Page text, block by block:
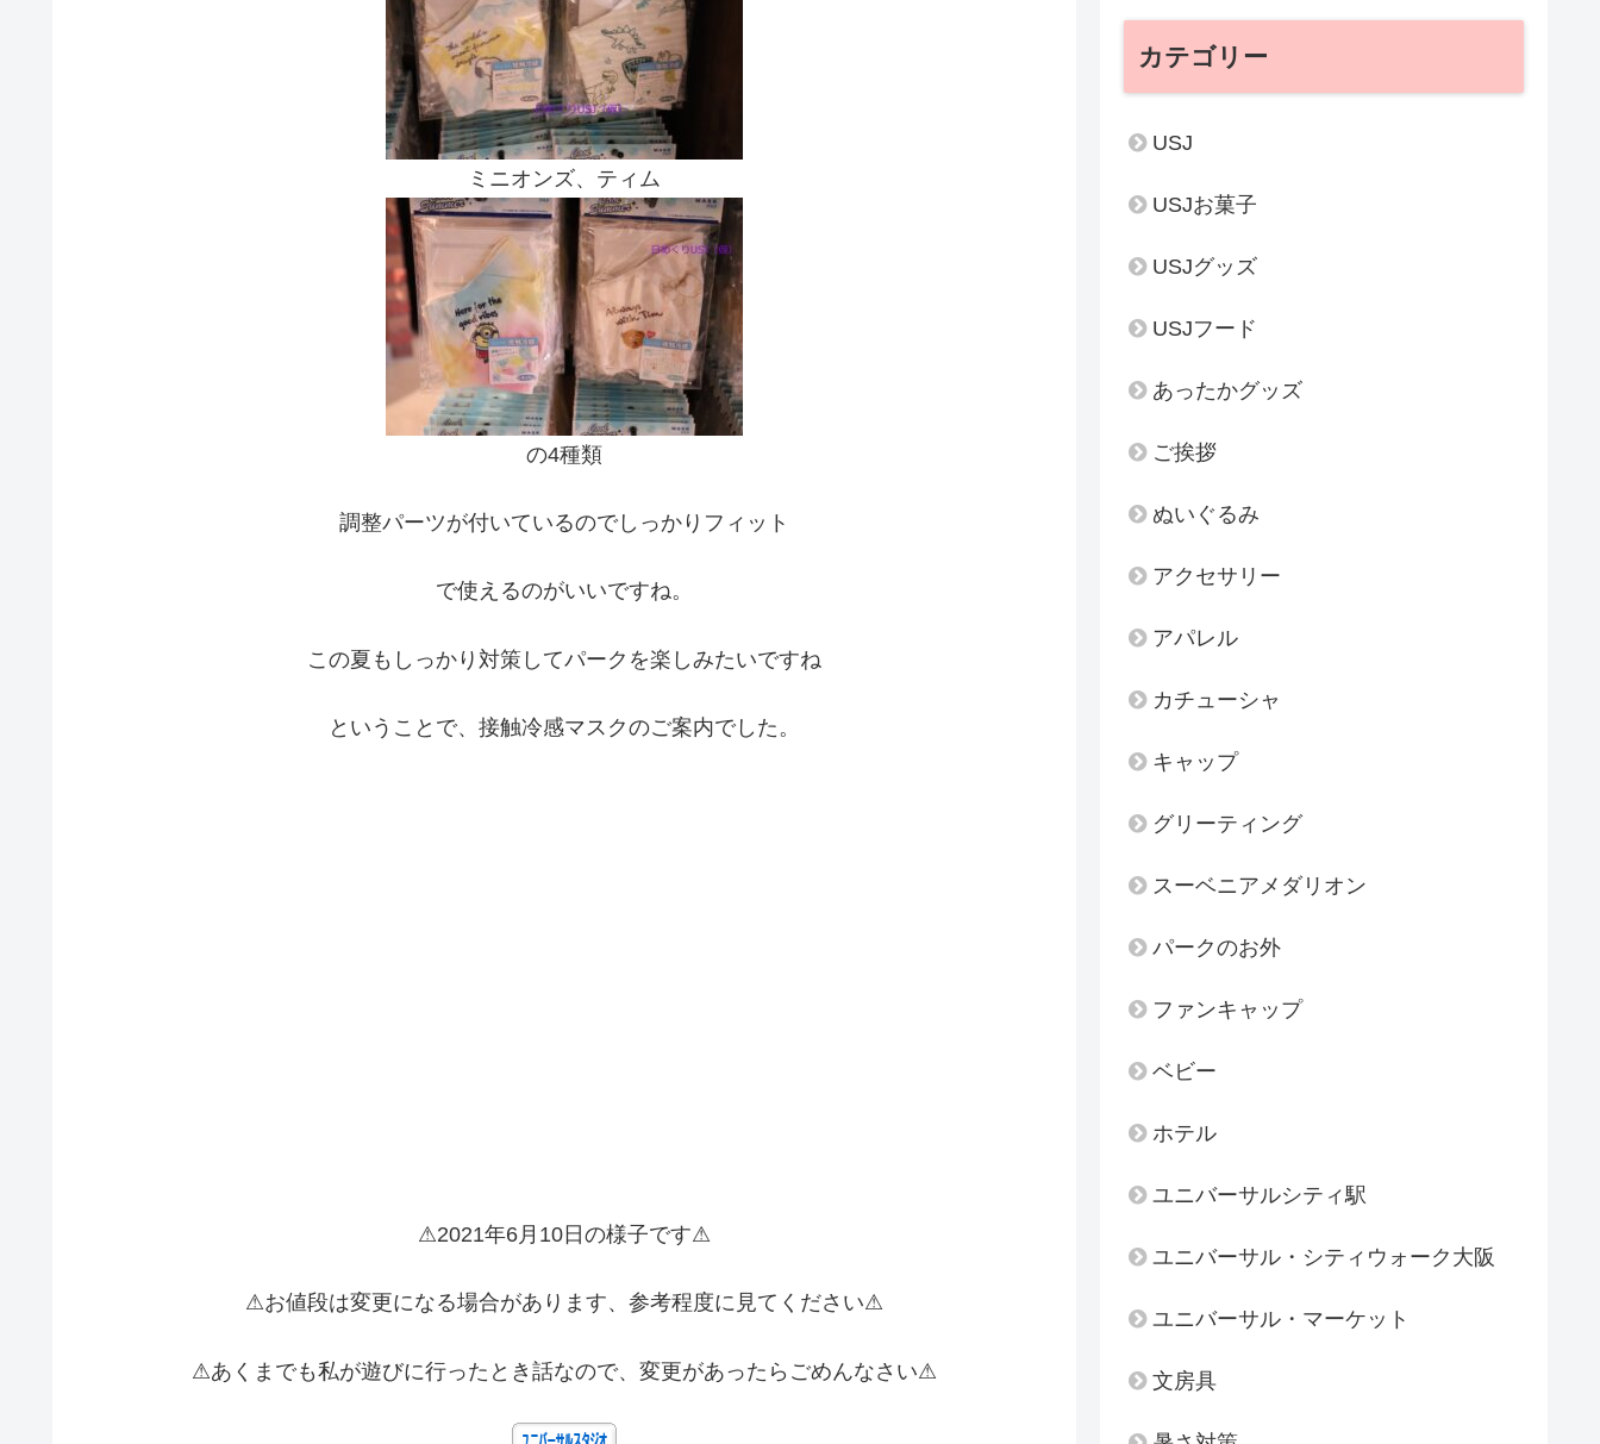
ミニオンズ、ティム
の4種類
調整パーツが付いているのでしっかりフィット
で使えるのがいいですね。
この夏もしっかり対策してパークを楽しみたいですね
ということで、接触冷感マスクのご案内でした。
⚠2021年6月10日の様子です⚠
⚠お値段は変更になる場合があります、参考程度に見てください⚠
⚠あくまでも私が遊びに行ったとき話なので、変更があったらごめんなさい⚠
カテゴリー
USJ
USJお菓子
USJグッズ
USJフード
あったかグッズ
ご挨拶
ぬいぐるみ
アクセサリー
アパレル
カチューシャ
キャップ
グリーティング
スーベニアメダリオン
パークのお外
ファンキャップ
ベビー
ホテル
ユニバーサルシティ駅
ユニバーサル・シティウォーク大阪
ユニバーサル・マーケット
文房具